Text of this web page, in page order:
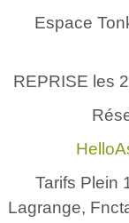
Espace
REPRISE les
Tarifs Plein
Lagrange,